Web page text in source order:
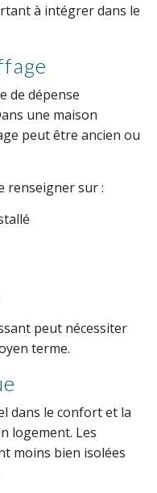
à intégrer dans le
de dépense
une maison
peut être ancien ou
renseigner sur :
peut nécessiter
terme.
dans le confort et la
logement. Les
moins bien isolées